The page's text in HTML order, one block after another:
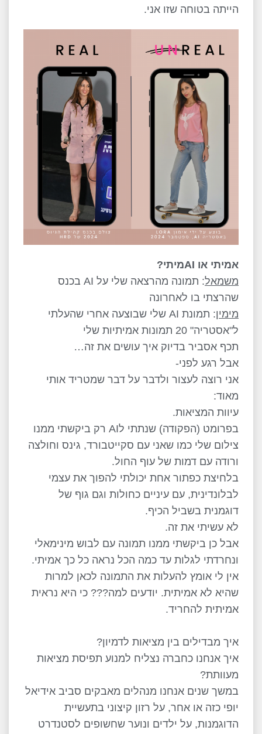
הייתה בטוחה שזו אני.
אמיתי או AIמיתי?
משמאל
: תמונה מהרצאה שלי על AI בכנס
שהרצתי בו לאחרונה
מימין
: תמונת AI שלי שבוצעה אחרי שהעלתי
ל"אסטריה" 20 תמונות אמיתיות שלי
תכף אסביר בדיוק איך עושים את זה…
אבל רגע לפני-
אני רוצה לעצור ולדבר על דבר שמטריד אותי
מאוד:
עיוות המציאות.
בפרומט (הפקודה) שנתתי לAI רק ביקשתי ממנו
צילום שלי כמו שאני עם סקייטבורד, גינס וחולצה
ורודה עם דמות של עוף החול.
בלחיצת כפתור אחת יכולתי להפוך את עצמי
לבלונדינית, עם עיניים כחולות וגם גוף של
דוגמנית בשביל הכיף.
לא עשיתי את זה.
אבל כן ביקשתי ממנו תמונה עם לבוש מינימאלי
ונחרדתי לגלות עד כמה הכל נראה כל כך אמיתי.
אין לי אומץ להעלות את התמונה לכאן למרות
שהיא לא אמיתית. יודעים למה??? כי היא נראית
אמיתית להחריד.
איך מבדילים בין מציאות לדמיון?
איך אנחנו כחברה נצליח למנוע תפיסת מציאות
מעוותת?
במשך שנים אנחנו מנהלים מאבקים סביב אידיאל
יופי כזה או אחר, על רזון קיצוני בתעשיית
הדוגמנות, על ילדים ונוער שחשופים לסטנדרט